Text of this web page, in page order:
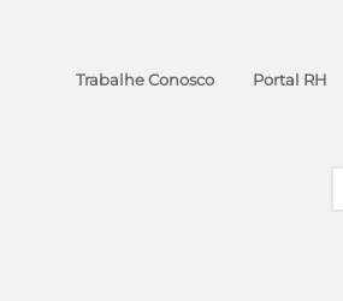
Portal RH
Trabalhe Conosco